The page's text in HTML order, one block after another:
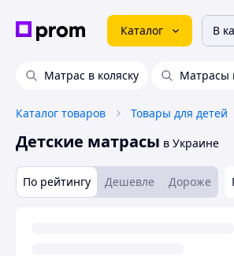
Каталог В
Матрас в коляску Матрасы
Каталог товаров Товары для детей
Детские матрасы в Украине
По рейтингу Дешевле Дороже